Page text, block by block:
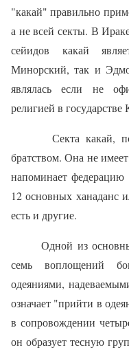
"какай" правиль­но
а не всей секты. В
сейидов какай
Минорский, так и
являлась если не
религией в
Секта какай,
братством. Она не
напоминает
12 основных ханаданс
есть и другие.
Одной из
семь воплощений
одеяниями,
означает "прийти в
в сопровождении
он образует тесную